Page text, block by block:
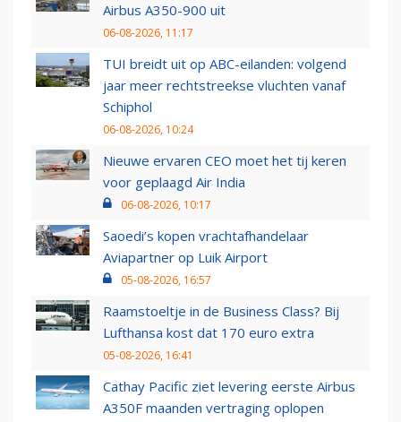
Airbus A350-900 uit
06-08-2026, 11:17
TUI breidt uit op ABC-eilanden: volgend
jaar meer rechtstreekse vluchten vanaf
Schiphol
06-08-2026, 10:24
Nieuwe ervaren CEO moet het tij keren
voor geplaagd Air India
06-08-2026, 10:17
Saoedi’s kopen vrachtafhandelaar
Aviapartner op Luik Airport
05-08-2026, 16:57
Raamstoeltje in de Business Class? Bij
Lufthansa kost dat 170 euro extra
05-08-2026, 16:41
Cathay Pacific ziet levering eerste Airbus
A350F maanden vertraging oplopen